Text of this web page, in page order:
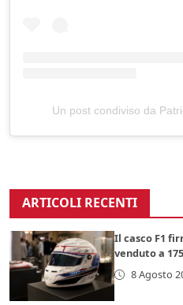
Un post condiviso da
ARTICOLI RECENTI
Il casco F1
venduto a
8 Agosto